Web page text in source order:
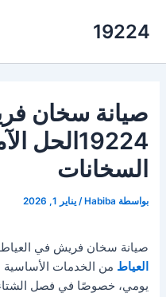
19224
صيانة سخان
السخانات
بواسطة Habiba
/يناير 1, 2026
صيانة سخان فريش في العياط
العياط من الخدمات
يومي، خصوصًا في فصل